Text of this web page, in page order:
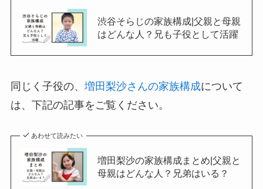
渋谷そらじの家族構成|父親と母親
はどんな人？兄も子役として活躍
同じく子役の、 増田梨沙さんの家族構成について
は、下記の記事をご覧ください。
あわせて読みたい
増田梨沙の家族構成まとめ|父親と
母親はどんな人？兄弟はいる？